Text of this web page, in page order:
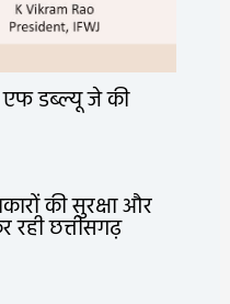
एफ डब्ल्यू जे की
की सुरक्षा और
रही छत्तीसगढ़